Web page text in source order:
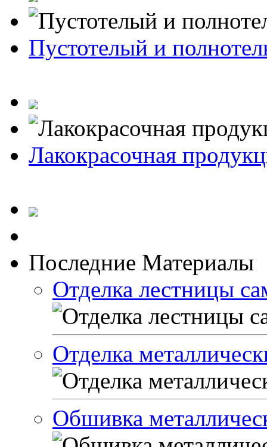
Пустотелый и
Лакокрасочная
Последние Материалы
Отделка лестницы
Отделка
Обшивка